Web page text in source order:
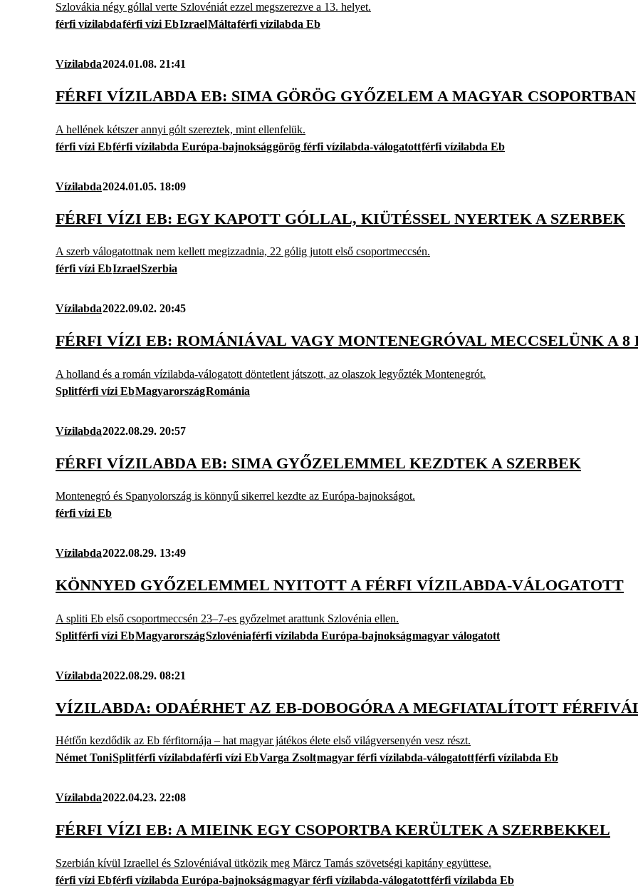
Szlovákia négy góllal verte Szlovéniát ezzel megszerezve a 13. helyet.
férfi vízilabdaférfi vízi EbIzraelMáltaférfi vízilabda Eb
Vízilabda2024.01.08. 21:41
FÉRFI VÍZILABDA EB: SIMA GÖRÖG GYŐZELEM A MAGYAR CSOPORTBAN
A hellének kétszer annyi gólt szereztek, mint ellenfelük.
férfi vízi Ebférfi vízilabda Európa-bajnoksággörög férfi vízilabda-válogatottférfi vízilabda Eb
Vízilabda2024.01.05. 18:09
FÉRFI VÍZI EB: EGY KAPOTT GÓLLAL, KIÜTÉSSEL NYERTEK A SZERBEK
A szerb válogatottnak nem kellett megizzadnia, 22 gólig jutott első csoportmeccsén.
férfi vízi EbIzraelSzerbia
Vízilabda2022.09.02. 20:45
FÉRFI VÍZI EB: ROMÁNIÁVAL VAGY MONTENEGRÓVAL MECCSELÜNK A 8
A holland és a román vízilabda-válogatott döntetlent játszott, az olaszok legyőzték Montenegrót.
Splitférfi vízi EbMagyarországRománia
Vízilabda2022.08.29. 20:57
FÉRFI VÍZILABDA EB: SIMA GYŐZELEMMEL KEZDTEK A SZERBEK
Montenegró és Spanyolország is könnyű sikerrel kezdte az Európa-bajnokságot.
férfi vízi Eb
Vízilabda2022.08.29. 13:49
KÖNNYED GYŐZELEMMEL NYITOTT A FÉRFI VÍZILABDA-VÁLOGATOTT
A spliti Eb első csoportmeccsén 23–7-es győzelmet arattunk Szlovénia ellen.
Splitférfi vízi EbMagyarországSzlovéniaférfi vízilabda Európa-bajnokságmagyar válogatott
Vízilabda2022.08.29. 08:21
VÍZILABDA: ODAÉRHET AZ EB-DOBOGÓRA A MEGFIATALÍTOTT
Hétfőn kezdődik az Eb férfitornája – hat magyar játékos élete első világversenyén vesz részt.
Német ToniSplitférfi vízilabdaférfi vízi EbVarga Zsoltmagyar férfi vízilabda-válogatottférfi vízilabda Eb
Vízilabda2022.04.23. 22:08
FÉRFI VÍZI EB: A MIEINK EGY CSOPORTBA KERÜLTEK A SZERBEKKEL
Szerbián kívül Izraellel és Szlovéniával ütközik meg Märcz Tamás szövetségi kapitány együttese.
férfi vízi Ebférfi vízilabda Európa-bajnokságmagyar férfi vízilabda-válogatottférfi vízilabda Eb